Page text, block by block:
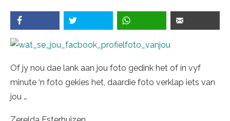
Of jy nou dae lank aan jou foto gedink het of in vyf
minute ‘n foto gekies het, daardie foto verklap iets van
jou …